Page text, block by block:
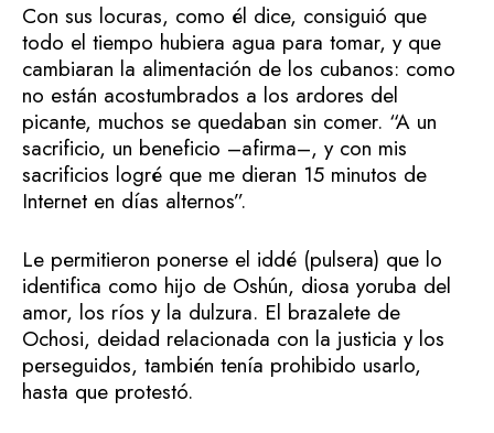
Con sus locuras, como él dice, consiguió que
todo el tiempo hubiera agua para tomar, y que
cambiaran la alimentación de los cubanos: como
no están acostumbrados a los ardores del
picante, muchos se quedaban sin comer. “A un
sacrificio, un beneficio –afirma–, y con mis
sacrificios logré que me dieran 15 minutos de
Internet en días alternos”.
Le permitieron ponerse el iddé (pulsera) que lo
identifica como hijo de Oshún, diosa yoruba del
amor, los ríos y la dulzura. El brazalete de
Ochosi, deidad relacionada con la justicia y los
perseguidos, también tenía prohibido usarlo,
hasta que protestó.